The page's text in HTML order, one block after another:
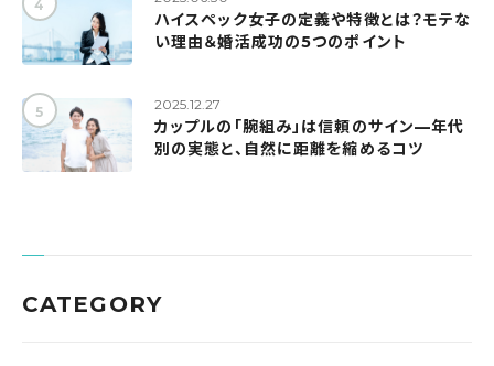
ハイスペック女子の定義や特徴とは？モテな
い理由＆婚活成功の5つのポイント
2025.12.27
カップルの「腕組み」は信頼のサイン—年代
別の実態と、自然に距離を縮めるコツ
CATEGORY